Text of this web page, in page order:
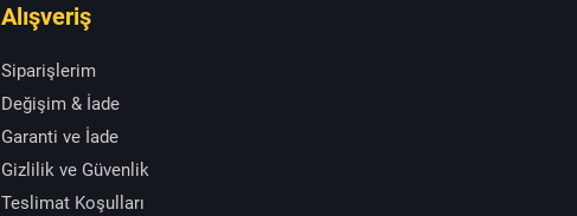
Alışveriş
Siparişlerim
Değişim & İade
Garanti ve İade
Gizlilik ve Güvenlik
Teslimat Koşulları